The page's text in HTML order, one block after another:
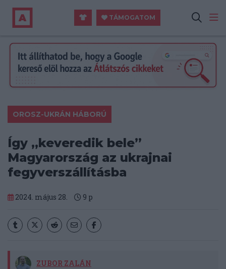
TÁMOGATOM
OROSZ-UKRÁN HÁBORÚ
Így „keveredik bele”
Magyarország az ukrajnai
fegyverszállításba
2024. május 28. 9 p
ZUBOR ZALÁN